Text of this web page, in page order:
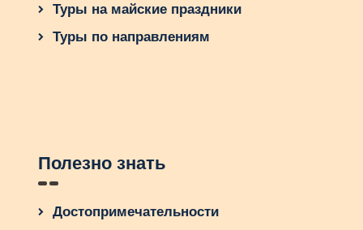
Туры на майские праздники
Туры по направлениям
Полезно знать
Достопримечательности